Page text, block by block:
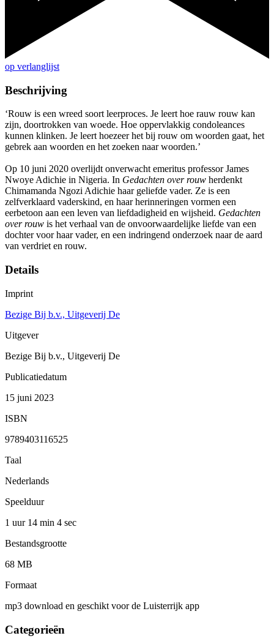
op verlanglijst
Beschrijving
‘Rouw is een wreed soort leerproces. Je leert hoe rauw rouw kan
zijn, doortrokken van woede. Hoe oppervlakkig condoleances
kunnen klinken. Je leert hoezeer het bij rouw om woorden gaat, het
gebrek aan woorden en het zoeken naar woorden.’
Op 10 juni 2020 overlijdt onverwacht emeritus professor James
Nwoye Adichie in Nigeria. In Gedachten over rouw herdenkt
Chimamanda Ngozi Adichie haar geliefde vader. Ze is een
zelfverklaard vaderskind, en haar herinneringen vormen een
eerbetoon aan een leven van liefdadigheid en wijsheid. Gedachten
over rouw is het verhaal van de onvoorwaardelijke liefde van een
dochter voor haar vader, en een indringend onderzoek naar de aard
van verdriet en rouw.
Details
Imprint
Bezige Bij b.v., Uitgeverij De
Uitgever
Bezige Bij b.v., Uitgeverij De
Publicatiedatum
15 juni 2023
ISBN
9789403116525
Taal
Nederlands
Speelduur
1 uur 14 min 4 sec
Bestandsgrootte
68 MB
Formaat
mp3 download en geschikt voor de Luisterrijk app
Categorieën